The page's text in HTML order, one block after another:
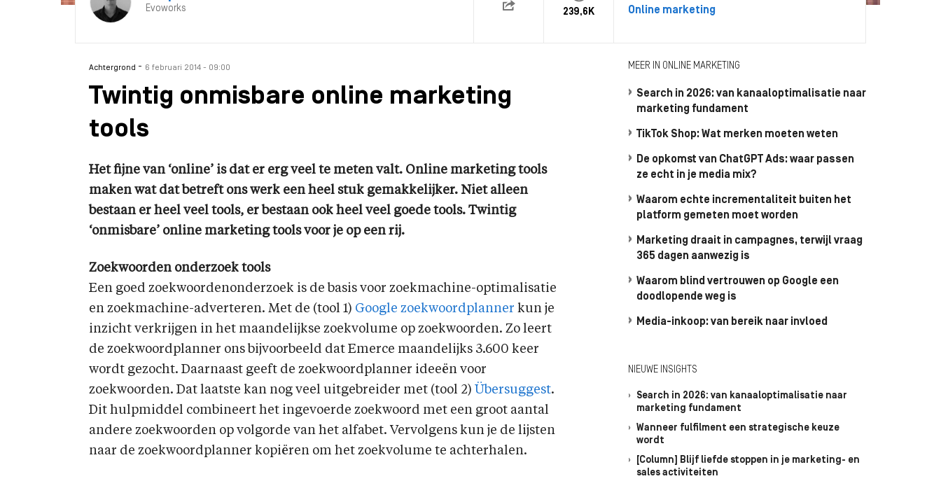
Evoworks 239,6K Online marketing
Achtergrond - 6 februari 2014 - 09:00
Twintig onmisbare online marketing
tools
Het fijne van ‘online’ is dat er erg veel te meten valt. Online marketing tools
maken wat dat betreft ons werk een heel stuk gemakkelijker. Niet alleen
bestaan er heel veel tools, er bestaan ook heel veel goede tools. Twintig
‘onmisbare’ online marketing tools voor je op een rij.
Zoekwoorden onderzoek tools
Een goed zoekwoordenonderzoek is de basis voor zoekmachine-optimalisatie
en zoekmachine-adverteren. Met de (tool 1) Google zoekwoordplanner kun je
inzicht verkrijgen in het maandelijkse zoekvolume op zoekwoorden. Zo leert
de zoekwoordplanner ons bijvoorbeeld dat Emerce maandelijks 3.600 keer
wordt gezocht. Daarnaast geeft de zoekwoordplanner ideeën voor
zoekwoorden. Dat laatste kan nog veel uitgebreider met (tool 2) Übersuggest.
Dit hulpmiddel combineert het ingevoerde zoekwoord met een groot aantal
andere zoekwoorden op volgorde van het alfabet. Vervolgens kun je de lijsten
naar de zoekwoordplanner kopiëren om het zoekvolume te achterhalen.
MEER IN ONLINE MARKETING
Search in 2026: van kanaaloptimalisatie naar
marketing fundament
TikTok Shop: Wat merken moeten weten
De opkomst van ChatGPT Ads: waar passen
ze echt in je media mix?
Waarom echte incrementaliteit buiten het
platform gemeten moet worden
Marketing draait in campagnes, terwijl vraag
365 dagen aanwezig is
Waarom blind vertrouwen op Google een
doodlopende weg is
Media-inkoop: van bereik naar invloed
NIEUWE INSIGHTS
Search in 2026: van kanaaloptimalisatie naar
marketing fundament
Wanneer fulfilment een strategische keuze
wordt
[Column] Blijf liefde stoppen in je marketing- en
sales activiteiten